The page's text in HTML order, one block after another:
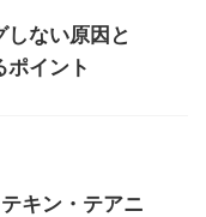
ない原因と
ポイント
キン・テアニ